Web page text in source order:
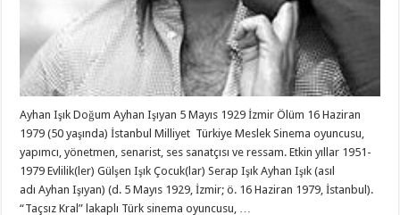
Ayhan Işık Doğum Ayhan Işıyan 5 Mayıs 1929 İzmir Ölüm 16 Haziran
1979 (50 yaşında) İstanbul Milliyet Türkiye Meslek Sinema oyuncusu,
yapımcı, yönetmen, senarist, ses sanatçısı ve ressam. Etkin yıllar 1951-
1979 Evlilik(ler) Gülşen Işık Çocuk(lar) Serap Işık Ayhan Işık (asıl
adı Ayhan Işıyan) (d. 5 Mayıs 1929, İzmir; ö. 16 Haziran 1979, İstanbul).
“Taçsız Kral” lakaplı Türk sinema oyuncusu, …